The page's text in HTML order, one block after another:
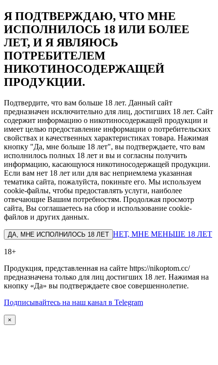
Я ПОДТВЕРЖДАЮ, ЧТО МНЕ
ИСПОЛНИЛОСЬ 18 ИЛИ БОЛЕЕ
ЛЕТ, И Я ЯВЛЯЮСЬ
ПОТРЕБИТЕЛЕМ
НИКОТИНОСОДЕРЖАЩЕЙ
ПРОДУКЦИИ.
Подтвердите, что вам больше 18 лет. Данный сайт
предназначен исключительно для лиц, достигших 18 лет. Сайт
содержит информацию о никотиносодержащей продукции и
имеет целью предоставление информации о потребительских
свойствах и качественных характеристиках товара. Нажимая
кнопку "Да, мне больше 18 лет", вы подтверждаете, что вам
исполнилось полных 18 лет и вы и согласны получить
информацию, касающуюся никотиносодержащей продукции.
Если вам нет 18 лет или для вас неприемлема указанная
тематика сайта, пожалуйста, покиньте его. Мы используем
cookie-файлы, чтобы предоставлять услуги, наиболее
отвечающие Вашим потребностям. Продолжая просмотр
сайта, Вы соглашаетесь на сбор и использование cookie-
файлов и других данных.
ДА, МНЕ ИСПОЛНИЛОСЬ 18 ЛЕТ НЕТ, МНЕ МЕНЬШЕ 18 ЛЕТ
18+
Продукция, представленная на сайте https://nikoptom.cc/
предназначена только для лиц достигших 18 лет. Нажимая на
кнопку «Да» вы подтверждаете свое совершеннолетие.
Подписывайтесь на наш канал в Telegram
×